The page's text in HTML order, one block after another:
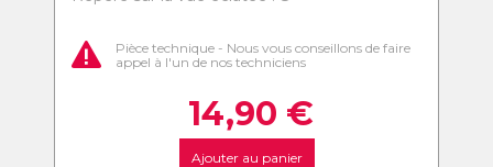
Pièce technique - Nous vous conseillons de faire
appel à l'un de nos techniciens
14,90 €
Ajouter au panier